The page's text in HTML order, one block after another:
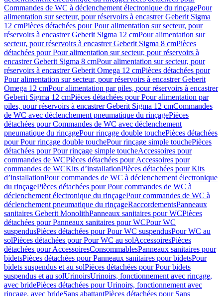
Commandes de WC à déclenchement électronique du rinçagePour
alimentation sur secteur, pour réservoirs à encastrer Geberit Sigma
12 cmPièces détachées pour Pour alimentation sur secteur, pour
réservoirs à encastrer Geberit Sigma 12 cmPour alimentation sur
secteur, pour réservoirs à encastrer Geberit Sigma 8 cmPièces
détachées pour Pour alimentation sur secteur, pour réservoirs à
encastrer Geberit Sigma 8 cmPour alimentation sur secteur, pour
réservoirs à encastrer Geberit Omega 12 cmPièces détachées pour
Pour alimentation sur secteur, pour réservoirs à encastrer Geberit
Omega 12 cmPour alimentation par piles, pour réservoirs à encastrer
Geberit Sigma 12 cmPièces détachées pour Pour alimentation par
piles, pour réservoirs à encastrer Geberit Sigma 12 cmCommandes
de WC avec déclenchement pneumatique du rinçagePièces
détachées pour Commandes de WC avec déclenchement
pneumatique du rinçagePour rinçage double touchePièces détachées
pour Pour rinçage double touchePour rinçage simple touchePièces
détachées pour Pour rinçage simple toucheAccessoires pour
commandes de WCPièces détachées pour Accessoires pour
commandes de WCKits d’installationPièces détachées pour Kits
d’installationPour commandes de WC à déclenchement électronique
du rinçagePièces détachées pour Pour commandes de WC à
déclenchement électronique du rinçagePour commandes de WC à
déclenchement pneumatique du rinçageRaccordementsPanneaux
sanitaires Geberit MonolithPanneaux sanitaires pour WCPièces
détachées pour Panneaux sanitaires pour WCPour WC
suspendusPièces détachées pour Pour WC suspendusPour WC au
solPièces détachées pour Pour WC au solAccessoiresPièces
détachées pour AccessoiresConsommablesPanneaux sanitaires pour
bidetsPièces détachées pour Panneaux sanitaires pour bidetsPour
bidets suspendus et au solPièces détachées pour Pour bidets
suspendus et au solUrinoirsUrinoirs, fonctionnement avec rinçage,
avec bridePièces détachées pour Urinoirs, fonctionnement avec
rinçage, avec brideSans abattantPièces détachées pour Sans